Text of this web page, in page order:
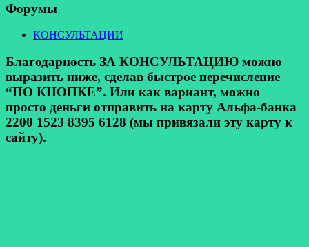
Форумы
КОНСУЛЬТАЦИИ
Благодарность ЗА КОНСУЛЬТАЦИЮ можно
выразить ниже, сделав быстрое перечисление
“ПО КНОПКЕ”. Или как вариант, можно
просто деньги отправить на карту Альфа-банка
2200 1523 8395 6128 (мы привязали эту карту к
сайту).